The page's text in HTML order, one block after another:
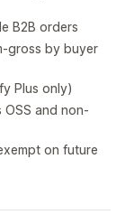
B2B orders
gross by buyer
Plus only)
OSS and non-
on future